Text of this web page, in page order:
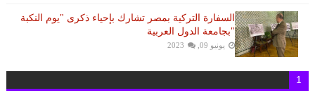
السفارة التركية بمصر تشارك بإحياء ذكرى "يوم النكبة
"بجامعة الدول العربية
يونيو 09, 2023
1